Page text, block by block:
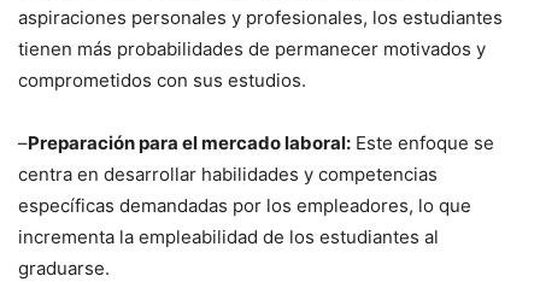
aspiraciones personales y profesionales, los estudiantes
tienen más probabilidades de permanecer motivados y
comprometidos con sus estudios.
–Preparación para el mercado laboral: Este enfoque se
centra en desarrollar habilidades y competencias
específicas demandadas por los empleadores, lo que
incrementa la empleabilidad de los estudiantes al
graduarse.